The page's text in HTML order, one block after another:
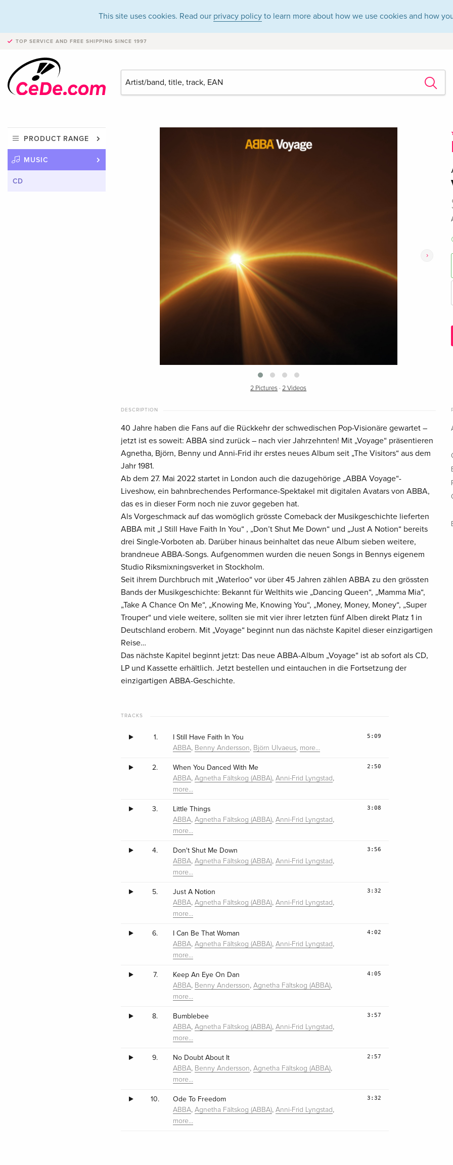
This site uses cookies. Read our privacy policy to learn more about how we use cookies and how
TOP SERVICE AND FREE SHIPPING SINCE 1997
PRODUCT RANGE
MUSIC
CD
›
2 Pictures ·2 Videos
DESCRIPTION
40 Jahre haben die Fans auf die Rückkehr der schwedischen Pop-Visionäre gewartet –
jetzt ist es soweit: ABBA sind zurück – nach vier Jahrzehnten! Mit „Voyage“ präsentieren
Agnetha, Björn, Benny und Anni-Frid ihr erstes neues Album seit „The Visitors“ aus dem
Jahr 1981.
Ab dem 27. Mai 2022 startet in London auch die dazugehörige „ABBA Voyage“-
Liveshow, ein bahnbrechendes Performance-Spektakel mit digitalen Avatars von ABBA,
das es in dieser Form noch nie zuvor gegeben hat.
Als Vorgeschmack auf das womöglich grösste Comeback der Musikgeschichte lieferten
ABBA mit „I Still Have Faith In You“ , „Don’t Shut Me Down“ und „Just A Notion“ bereits
drei Single-Vorboten ab. Darüber hinaus beinhaltet das neue Album sieben weitere,
brandneue ABBA-Songs. Aufgenommen wurden die neuen Songs in Bennys eigenem
Studio Riksmixningsverket in Stockholm.
Seit ihrem Durchbruch mit „Waterloo“ vor über 45 Jahren zählen ABBA zu den grössten
Bands der Musikgeschichte: Bekannt für Welthits wie „Dancing Queen“, „Mamma Mia“,
„Take A Chance On Me“, „Knowing Me, Knowing You“, „Money, Money, Money“, „Super
Trouper“ und viele weitere, sollten sie mit vier ihrer letzten fünf Alben direkt Platz 1 in
Deutschland erobern. Mit „Voyage“ beginnt nun das nächste Kapitel dieser einzigartigen
Reise…
Das nächste Kapitel beginnt jetzt: Das neue ABBA-Album „Voyage“ ist ab sofort als CD,
LP und Kassette erhältlich. Jetzt bestellen und eintauchen in die Fortsetzung der
einzigartigen ABBA-Geschichte.
TRACKS
1. I Still Have Faith In You
ABBA, Benny Andersson, Björn Ulvaeus, more…
5:09
2. When You Danced With Me
ABBA,Agnetha Fältskog (ABBA),Anni-Frid Lyngstad ,
more…
2:50
3. Little Things
ABBA,Agnetha Fältskog (ABBA),Anni-Frid Lyngstad ,
more…
3:08
4. Don't Shut Me Down
ABBA,Agnetha Fältskog (ABBA),Anni-Frid Lyngstad ,
more…
3:56
5. Just A Notion
ABBA,Agnetha Fältskog (ABBA),Anni-Frid Lyngstad ,
more…
3:32
6. I Can Be That Woman
ABBA,Agnetha Fältskog (ABBA),Anni-Frid Lyngstad ,
more…
4:02
7. Keep An Eye On Dan
ABBA, Benny Andersson,Agnetha Fältskog (ABBA),
more…
4:05
8. Bumblebee
ABBA,Agnetha Fältskog (ABBA),Anni-Frid Lyngstad ,
more…
3:57
9. No Doubt About It
ABBA, Benny Andersson,Agnetha Fältskog (ABBA),
more…
2:57
10. Ode To Freedom
ABBA,Agnetha Fältskog (ABBA),Anni-Frid Lyngstad ,
more…
3:32